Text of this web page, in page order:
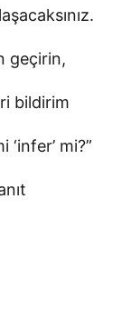
geçirin,
bildirim
‘infer’ mi?”